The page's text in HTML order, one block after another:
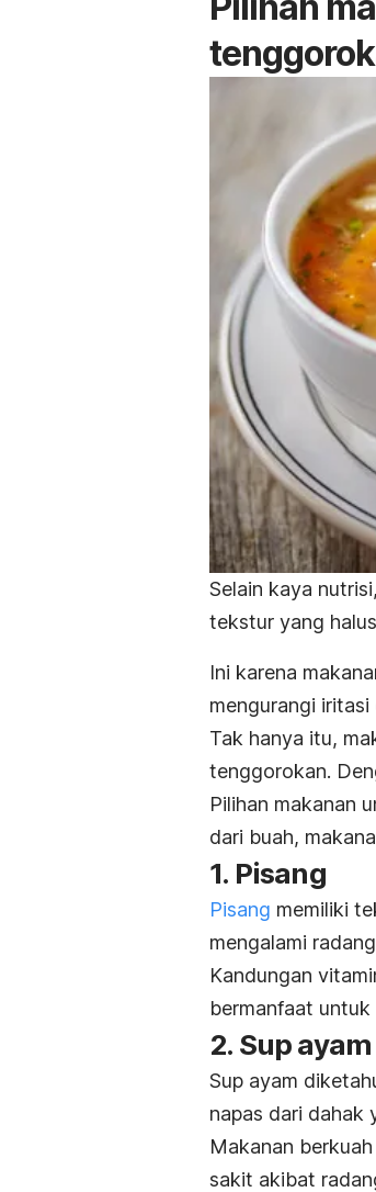
Selain kaya
tekstur yang
Ini karena
mengurangi
Tak hanya itu,
tenggorokan.
Pilihan makanan
dari buah,
1. Pisang
Pisang memiliki
mengalami
Kandungan
bermanfaat
2. Sup ayam
Sup ayam
napas dari dahak
Makanan
sakit akibat